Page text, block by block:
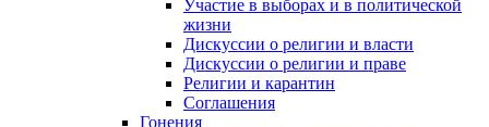
Участие в выборах и в политической
жизни
Дискуссии о религии и власти
Дискуссии о религии и праве
Религии и карантин
Соглашения
Гонения